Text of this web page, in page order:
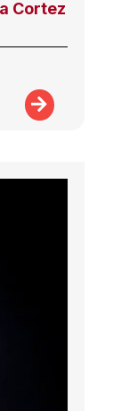
Cortez